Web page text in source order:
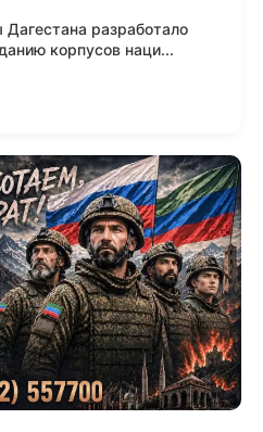
разработало
корпусов наци...